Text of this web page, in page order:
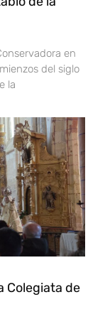
en
del siglo
la
Colegiata de